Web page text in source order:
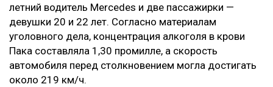
летний водитель Mercedes и две пассажирки —
девушки 20 и 22 лет. Согласно материалам
уголовного дела, концентрация алкоголя в крови
Пака составляла 1,30 промилле, а скорость
автомобиля перед столкновением могла достигать
около 219 км/ч.